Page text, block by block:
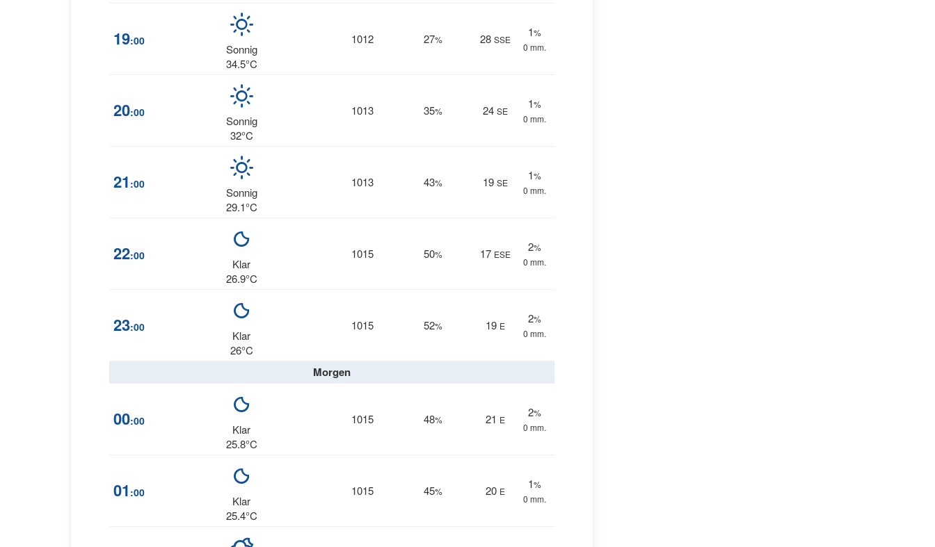
19:00
Sonnig
34.5°C
1012 27% 28 SSE
1%
0 mm.
20:00
Sonnig
32°C
1013 35% 24 SE
1%
0 mm.
21 :00
Sonnig
29.1°C
1013 43% 19 SE
1%
0 mm.
22:00
Klar
26.9°C
1015 50% 17 ESE
2%
0 mm.
23:00
Klar
26°C
1015 52% 19 E
2%
0 mm.
Morgen
00:00
Klar
25.8°C
1015 48% 21 E
2%
0 mm.
01 :00
Klar
25.4°C
1015 45% 20 E
1%
0 mm.